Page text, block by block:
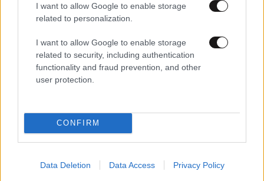
I want to allow Google to enable storage
related to personalization.
I want to allow Google to enable storage
related to security, including authentication
functionality and fraud prevention, and other
user protection.
CONFIRM
Data Deletion Data Access Privacy Policy